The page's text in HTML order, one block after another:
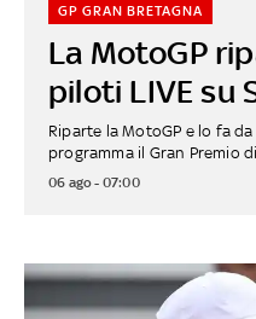
La MotoGP
piloti LIVE su
GP GRAN BRETAGNA
Riparte la MotoGP e lo fa
programma il Gran Premio di
06 ago - 07:00